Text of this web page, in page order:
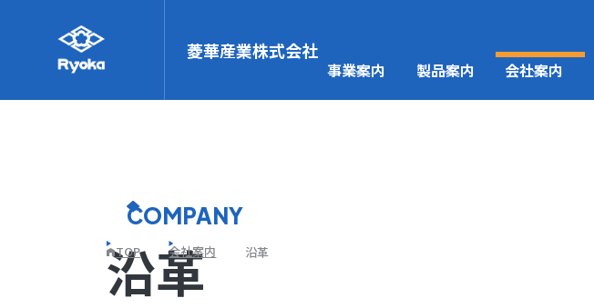
菱華産業株式会社
事業案内 製品案内 会社案内
COMPANY
沿革
TOP 会社案内 沿革